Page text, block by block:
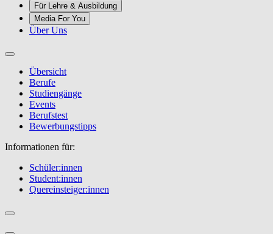
Für Lehre & Ausbildung
Media For You
Über Uns
Übersicht
Berufe
Studiengänge
Events
Berufstest
Bewerbungstipps
Informationen für:
Schüler:innen
Student:innen
Quereinsteiger:innen